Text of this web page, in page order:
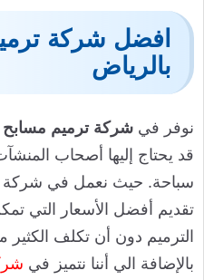
افضل شركة
بالرياض
نوفر في شركة ترميم مسابح
قد يحتاج إليها أصحاب
سباحة. حيث نعمل في شركة
تقديم أفضل الأسعار التي
الترميم دون أن تكلف الكثير
بالإضافة الي أننا نتميز في